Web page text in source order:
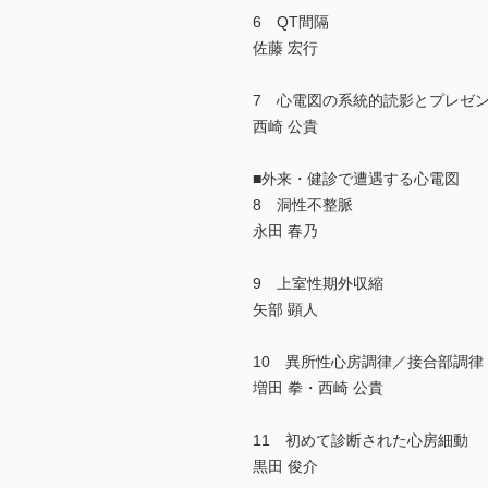
6 QT間隔
佐藤 宏行
7 心電図の系統的読影とプレゼ
西崎 公貴
■外来・健診で遭遇する心電図
8 洞性不整脈
永田 春乃
9 上室性期外収縮
矢部 顕人
10 異所性心房調律／接合部調律
増田 拳・西崎 公貴
11 初めて診断された心房細動
黒田 俊介